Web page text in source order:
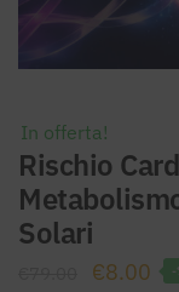
In offerta!
Rischio
Solari
Il
€8.00 Il